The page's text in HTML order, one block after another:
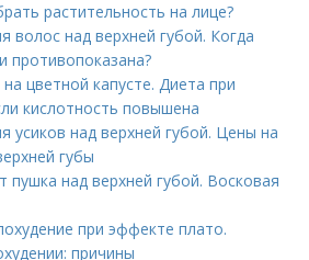
растительность на лице?
волос над верхней губой. Когда
противопоказана?
цветной капусте. Диета при
кислотность повышена
усиков над верхней губой. Цены на
губы
пушка над верхней губой. Восковая
при эффекте плато.
причины